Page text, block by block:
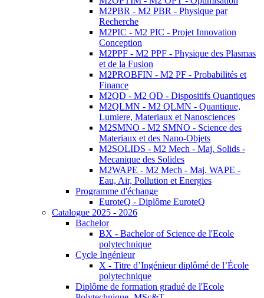
M2PBR - M2 PBR - Physique par
Recherche
M2PIC - M2 PIC - Projet Innovation
Conception
M2PPF - M2 PPF - Physique des Plasmas
et de la Fusion
M2PROBFIN - M2 PF - Probabilités et
Finance
M2QD - M2 QD - Dispositifs Quantiques
M2QLMN - M2 QLMN - Quantique,
Lumiere, Materiaux et Nanosciences
M2SMNO - M2 SMNO - Science des
Materiaux et des Nano-Objets
M2SOLIDS - M2 Mech - Maj. Solids -
Mecanique des Solides
M2WAPE - M2 Mech - Maj. WAPE -
Eau, Air, Pollution et Energies
Programme d'échange
EuroteQ - Diplôme EuroteQ
Catalogue 2025 - 2026
Bachelor
BX - Bachelor of Science de l'Ecole
polytechnique
Cycle Ingénieur
X - Titre d’Ingénieur diplômé de l’École
polytechnique
Diplôme de formation gradué de l'Ecole